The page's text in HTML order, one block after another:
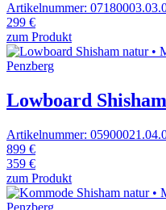
Artikelnummer:
299 €
zum Produkt
Lowboard
Artikelnummer:
899 €
359 €
zum Produkt